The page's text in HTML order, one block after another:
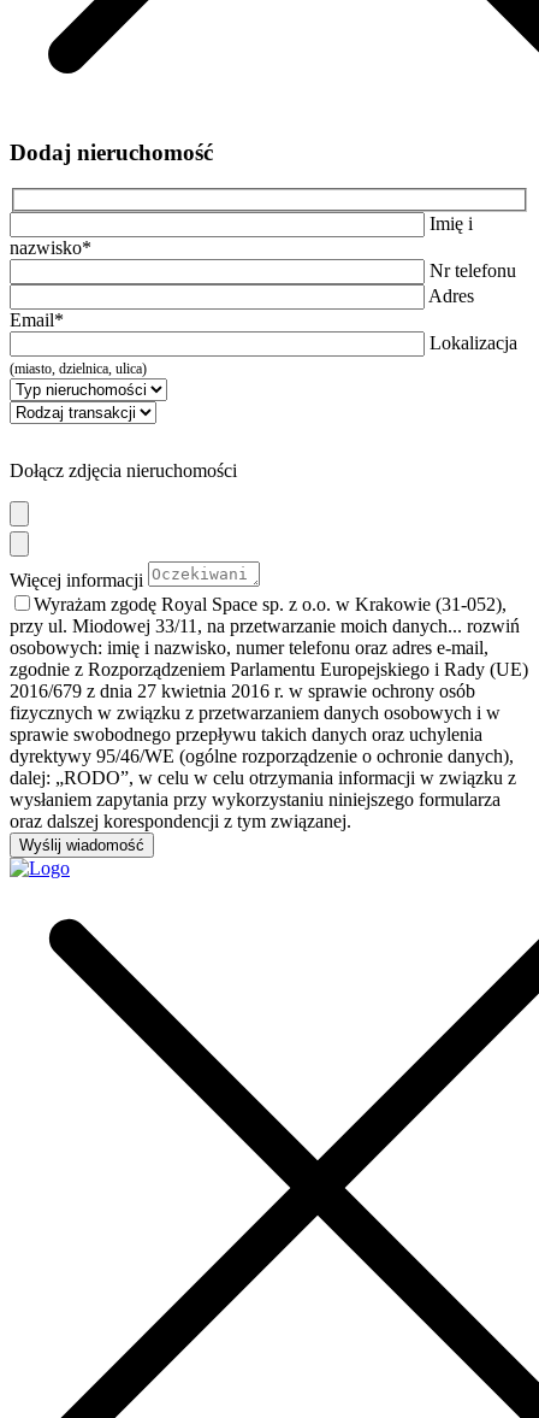
Dodaj nieruchomość
Imię i
nazwisko*
Nr telefonu
Adres
Email*
Lokalizacja
(miasto, dzielnica, ulica)
Dołącz zdjęcia nieruchomości
Więcej informacji
Wyrażam zgodę Royal Space sp. z o.o. w Krakowie (31-052),
przy ul. Miodowej 33/11, na przetwarzanie moich danych... rozwiń
osobowych: imię i nazwisko, numer telefonu oraz adres e-mail,
zgodnie z Rozporządzeniem Parlamentu Europejskiego i Rady (UE)
2016/679 z dnia 27 kwietnia 2016 r. w sprawie ochrony osób
fizycznych w związku z przetwarzaniem danych osobowych i w
sprawie swobodnego przepływu takich danych oraz uchylenia
dyrektywy 95/46/WE (ogólne rozporządzenie o ochronie danych),
dalej: „RODO”, w celu w celu otrzymania informacji w związku z
wysłaniem zapytania przy wykorzystaniu niniejszego formularza
oraz dalszej korespondencji z tym związanej.